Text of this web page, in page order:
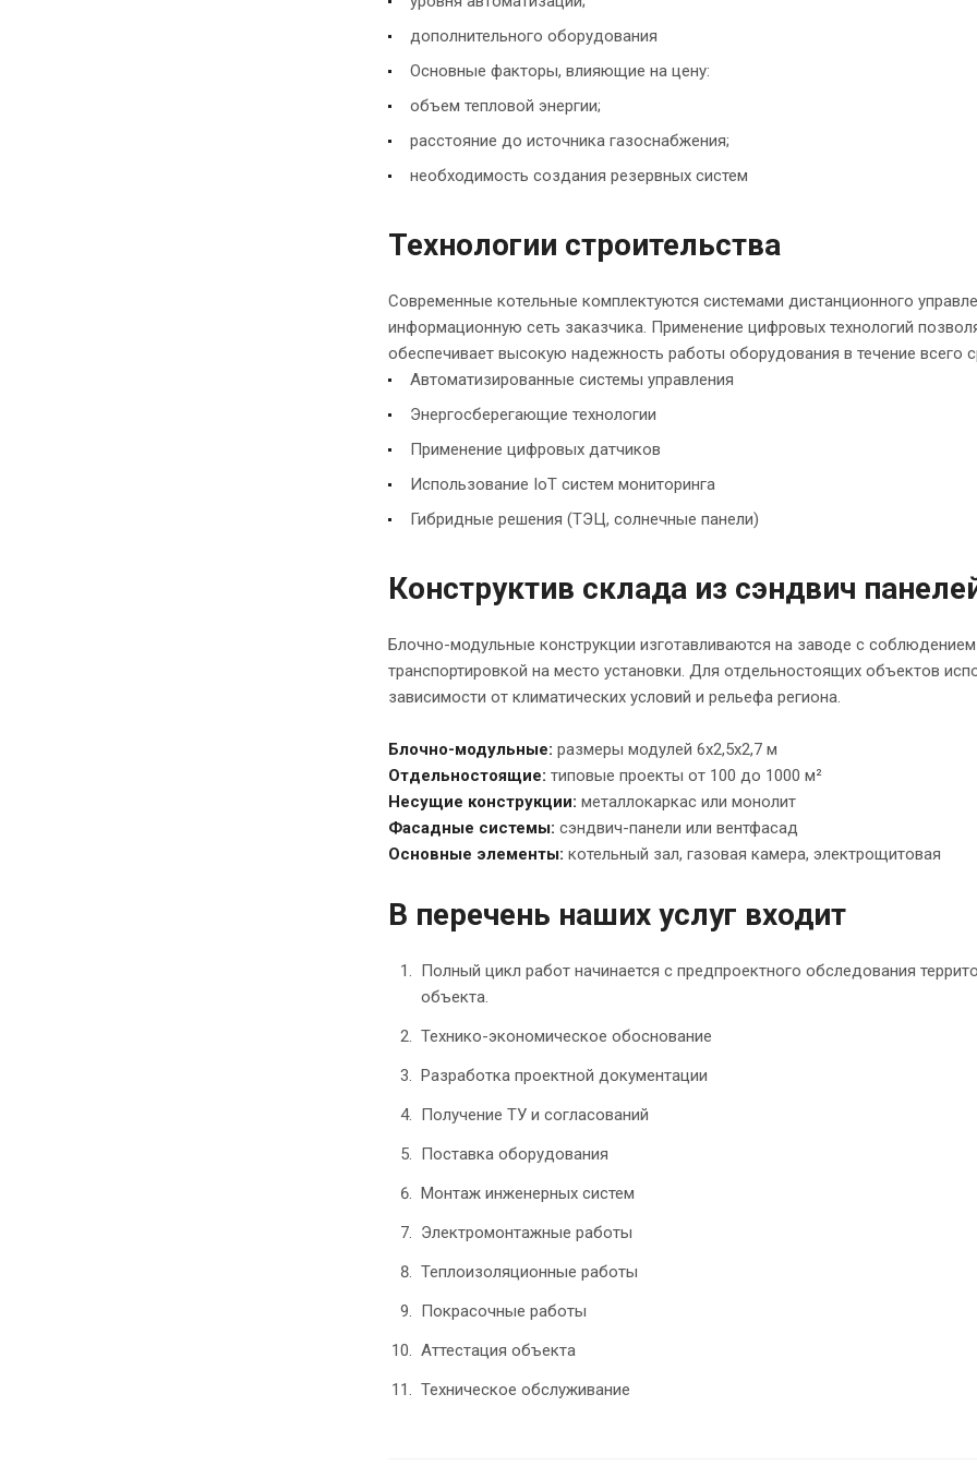
дополнительного оборудования
Основные факторы, влияющие на цену:
объем тепловой энергии;
расстояние до источника газоснабжения;
необходимость создания резервных систем
Технологии строительства
Современные котельные комплектуются системами дистанционного
информационную сеть заказчика. Применение цифровых технологий
обеспечивает высокую надежность работы оборудования в течение всего
Автоматизированные системы управления
Энергосберегающие технологии
Применение цифровых датчиков
Использование IoT систем мониторинга
Гибридные решения (ТЭЦ, солнечные панели)
Конструктив склада из сэндвич
Блочно-модульные конструкции изготавливаются на заводе с
транспортировкой на место установки. Для отдельностоящих объектов
зависимости от климатических условий и рельефа региона.
Блочно-модульные: размеры модулей 6х2,5х2,7 м
Отдельностоящие: типовые проекты от 100 до 1000 м²
Несущие конструкции: металлокаркас или монолит
Фасадные системы: сэндвич-панели или вентфасад
Основные элементы: котельный зал, газовая камера, электрощитовая
В перечень наших услуг входит
Полный цикл работ начинается с предпроектного обследования
объекта.
Технико-экономическое обоснование
Разработка проектной документации
Получение ТУ и согласований
Поставка оборудования
Монтаж инженерных систем
Электромонтажные работы
Теплоизоляционные работы
Покрасочные работы
Аттестация объекта
Техническое обслуживание